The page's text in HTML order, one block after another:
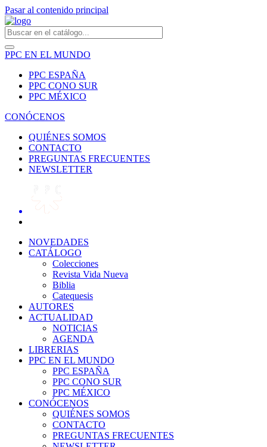
Pasar al contenido principal
PPC EN EL MUNDO
PPC ESPAÑA
PPC CONO SUR
PPC MÉXICO
CONÓCENOS
QUIÉNES SOMOS
CONTACTO
PREGUNTAS FRECUENTES
NEWSLETTER
NOVEDADES
CATÁLOGO
Colecciones
Revista Vida Nueva
Biblia
Catequesis
AUTORES
ACTUALIDAD
NOTICIAS
AGENDA
LIBRERIAS
PPC EN EL MUNDO
PPC ESPAÑA
PPC CONO SUR
PPC MÉXICO
CONÓCENOS
QUIÉNES SOMOS
CONTACTO
PREGUNTAS FRECUENTES